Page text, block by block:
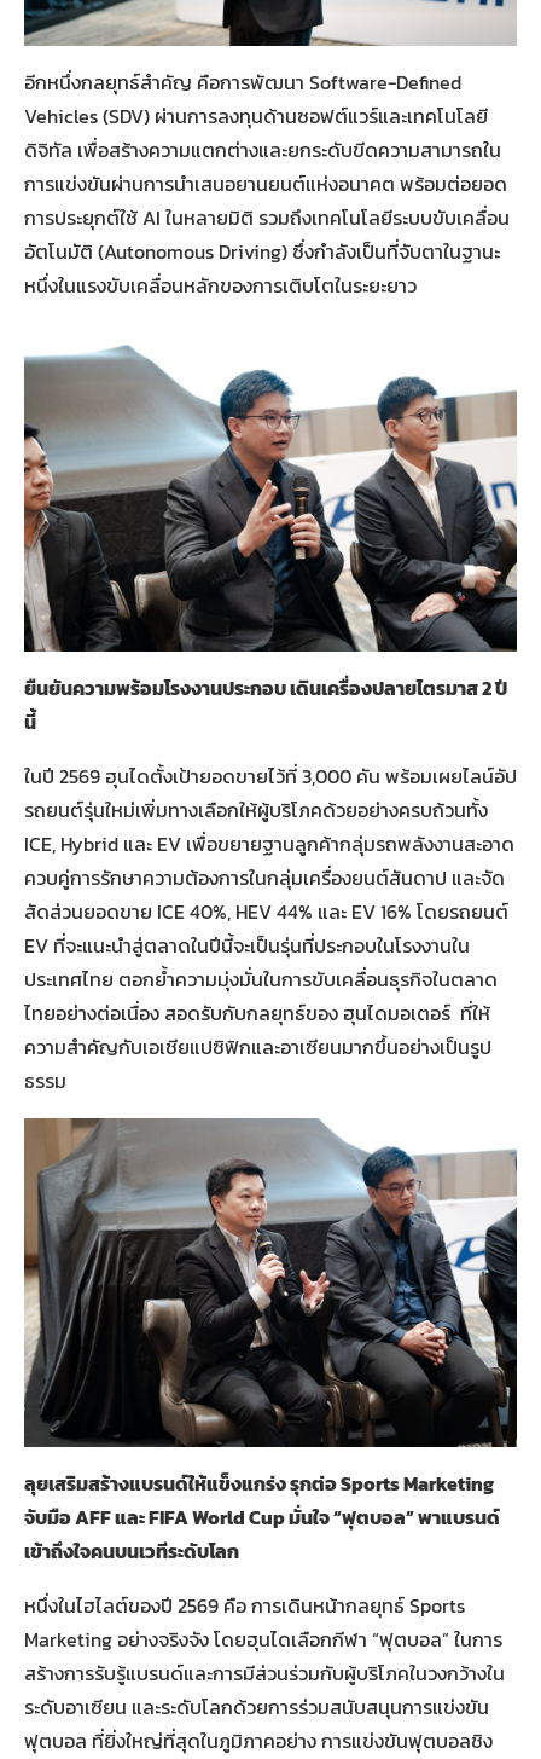
อีกหนึ่งกลยุทธ์สำคัญ คือการพัฒนา Software-Defined
Vehicles (SDV) ผ่านการลงทุนด้านซอฟต์แวร์และเทคโนโลยี
ดิจิทัล เพื่อสร้างความแตกต่างและยกระดับขีดความสามารถใน
การแข่งขันผ่านการนำเสนอยานยนต์แห่งอนาคต พร้อมต่อยอด
การประยุกต์ใช้ AI ในหลายมิติ รวมถึงเทคโนโลยีระบบขับเคลื่อน
อัตโนมัติ (Autonomous Driving) ซึ่งกำลังเป็นที่จับตาในฐานะ
หนึ่งในแรงขับเคลื่อนหลักของการเติบโตในระยะยาว
ยืนยันความพร้อมโรงงานประกอบ เดินเครื่องปลายไตรมาส 2 ปี
นี้
ในปี 2569 ฮุนไดตั้งเป้ายอดขายไว้ที่ 3,000 คัน พร้อมเผยไลน์อัป
รถยนต์รุ่นใหม่เพิ่มทางเลือกให้ผู้บริโภคด้วยอย่างครบถ้วนทั้ง
ICE, Hybrid และ EV เพื่อขยายฐานลูกค้ากลุ่มรถพลังงานสะอาด
ควบคู่การรักษาความต้องการในกลุ่มเครื่องยนต์สันดาป และจัด
สัดส่วนยอดขาย ICE 40%, HEV 44% และ EV 16% โดยรถยนต์
EV ที่จะแนะนำสู่ตลาดในปีนี้จะเป็นรุ่นที่ประกอบในโรงงานใน
ประเทศไทย ตอกย้ำความมุ่งมั่นในการขับเคลื่อนธุรกิจในตลาด
ไทยอย่างต่อเนื่อง สอดรับกับกลยุทธ์ของ ฮุนไดมอเตอร์ ที่ให้
ความสำคัญกับเอเชียแปซิฟิกและอาเซียนมากขึ้นอย่างเป็นรูป
ธรรม
ลุยเสริมสร้างแบรนด์ให้แข็งแกร่ง รุกต่อ Sports Marketing
จับมือ AFF และ FIFA World Cup มั่นใจ “ฟุตบอล” พาแบรนด์
เข้าถึงใจคนบนเวทีระดับโลก
หนึ่งในไฮไลต์ของปี 2569 คือ การเดินหน้ากลยุทธ์ Sports
Marketing อย่างจริงจัง โดยฮุนไดเลือกกีฬา “ฟุตบอล” ในการ
สร้างการรับรู้แบรนด์และการมีส่วนร่วมกับผู้บริโภคในวงกว้างใน
ระดับอาเซียน และระดับโลกด้วยการร่วมสนับสนุนการแข่งขัน
ฟุตบอล ที่ยิ่งใหญ่ที่สุดในภูมิภาคอย่าง การแข่งขันฟุตบอลชิง